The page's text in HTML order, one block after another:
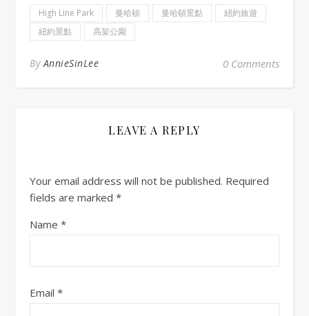
High Line Park 曼哈頓 曼哈頓景點
紐約旅遊
紐約景點
高架公園
ByAnnieSinLee 0 Comments
LEAVE A REPLY
Your email address will not be published. Required
fields are marked *
Name *
Email *